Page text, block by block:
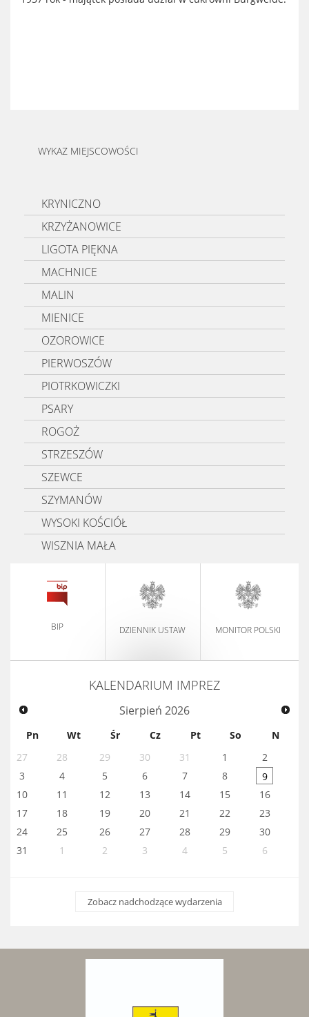
WYKAZ MIEJSCOWOŚCI
KRYNICZNO
KRZYŻANOWICE
LIGOTA PIĘKNA
MACHNICE
MALIN
MIENICE
OZOROWICE
PIERWOSZÓW
PIOTRKOWICZKI
PSARY
ROGOŻ
STRZESZÓW
SZEWCE
SZYMANÓW
WYSOKI KOŚCIÓŁ
WISZNIA MAŁA
BIP DZIENNIK USTAW MONITOR POLSKI
KALENDARIUM IMPREZ
Sierpień 2026
Pn Wt Śr Cz Pt So
N
27
28 29 30 31 1
2
3
4 5 6 7 8
9
10
11 12 13 14 15
16
17
18 19 20 21 22
23
24
25 26 27 28 29
30
31
1 2 3 4 5 6
Zobacz nadchodzące wydarzenia